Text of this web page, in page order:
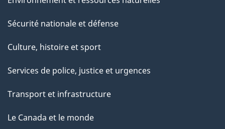
Sécurité nationale et défense
Culture, histoire et sport
Services de police, justice et urgences
Transport et infrastructure
Le Canada et le monde